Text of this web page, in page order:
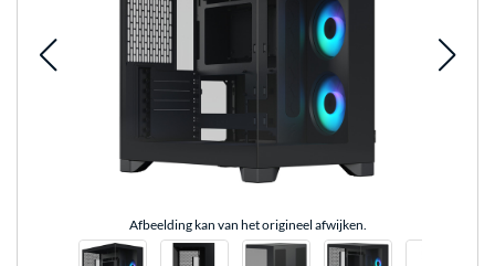
Afbeelding kan van het origineel afwijken.